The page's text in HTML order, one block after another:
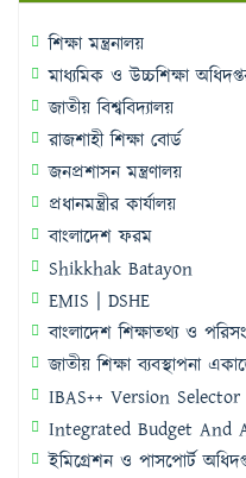
শিক্ষা মন্ত্রনালয়
মাধ্যমিক ও উচ্চশিক্ষা
জাতীয় বিশ্ববিদ্যালয়
রাজশাহী শিক্ষা বোর্ড
জনপ্রশাসন মন্ত্রণালয়
প্রধানমন্ত্রীর কার্যালয়
বাংলাদেশ ফরম
Shikkhak Batayon
EMIS | DSHE
বাংলাদেশ শিক্ষাতথ্য ও
জাতীয় শিক্ষা ব্যবস্থাপনা
IBAS++ Version Selector
Integrated Budget And
ইমিগ্রেশন ও পাসপোর্ট